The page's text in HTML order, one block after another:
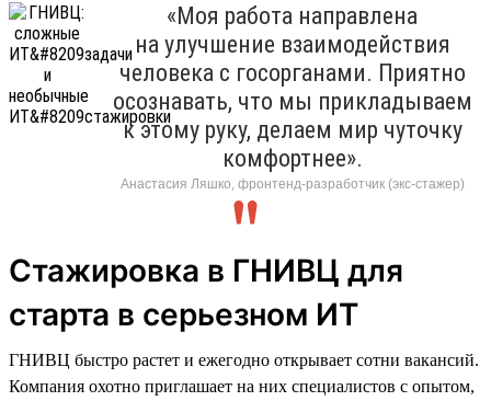
«Моя работа направлена
на улучшение взаимодействия
человека с госорганами. Приятно
осознавать, что мы прикладываем
к этому руку, делаем мир чуточку
комфортнее».
Анастасия Ляшко, фронтенд-разработчик (экс-стажер)
Стажировка в ГНИВЦ для
старта в серьезном ИТ
ГНИВЦ быстро растет и ежегодно открывает сотни вакансий.
Компания охотно приглашает на них специалистов с опытом,